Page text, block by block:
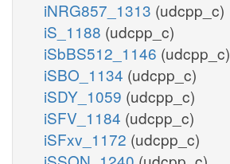
iNRG857_1313 (udcpp_c)
iS_1188 (udcpp_c)
iSbBS512_1146 (udcpp_c)
iSBO_1134 (udcpp_c)
iSDY_1059 (udcpp_c)
iSFV_1184 (udcpp_c)
iSFxv_1172 (udcpp_c)